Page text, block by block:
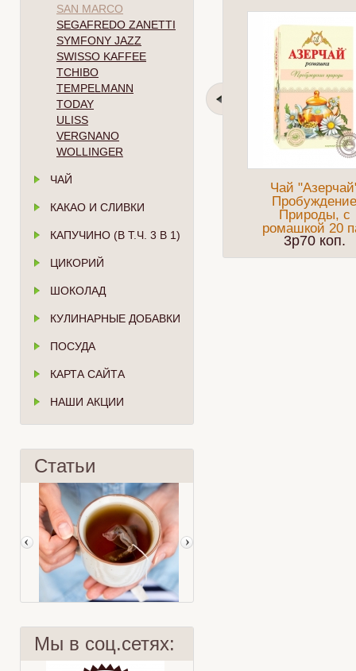
SAN MARCO
SEGAFREDO ZANETTI
SYMFONY JAZZ
SWISSO KAFFEE
TCHIBO
TEMPELMANN
TODAY
ULISS
VERGNANO
WOLLINGER
ЧАЙ
КАКАО И СЛИВКИ
КАПУЧИНО (В Т.Ч. 3 В 1)
ЦИКОРИЙ
ШОКОЛАД
КУЛИНАРНЫЕ ДОБАВКИ
ПОСУДА
КАРТА САЙТА
НАШИ АКЦИИ
Статьи
Мы в соц.сетях:
Чай
Природы, с
ромашкой 20
3p70 коп.